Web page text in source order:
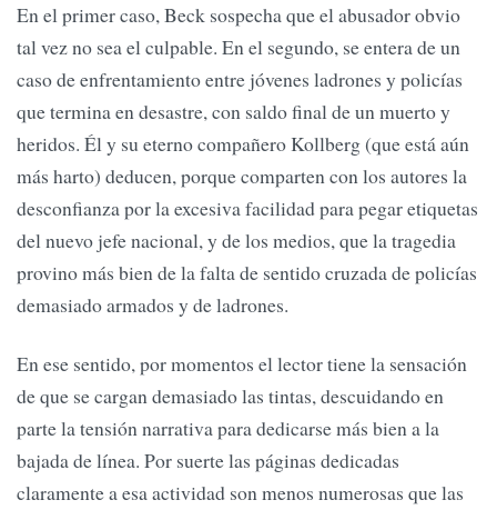
En el primer caso, Beck sospecha que el abusador obvio
tal vez no sea el culpable. En el segundo, se entera de un
caso de enfrentamiento entre jóvenes ladrones y policías
que termina en desastre, con saldo final de un muerto y
heridos. Él y su eterno compañero Kollberg (que está aún
más harto) deducen, porque comparten con los autores la
desconfianza por la excesiva facilidad para pegar etiquetas
del nuevo jefe nacional, y de los medios, que la tragedia
provino más bien de la falta de sentido cruzada de policías
demasiado armados y de ladrones.
En ese sentido, por momentos el lector tiene la sensación
de que se cargan demasiado las tintas, descuidando en
parte la tensión narrativa para dedicarse más bien a la
bajada de línea. Por suerte las páginas dedicadas
claramente a esa actividad son menos numerosas que las